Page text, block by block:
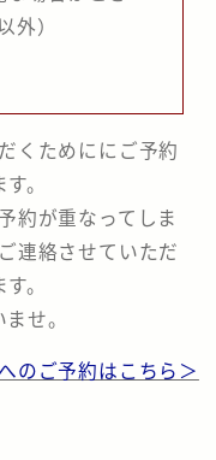
外）
くためににご予約
。
約が重なってしま
連絡させていただ
。
せ。
のご予約はこちら＞